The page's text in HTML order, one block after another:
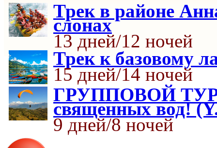
Трек в районе
слонах
13 дней/12 ночей
Трек к базовому
15 дней/14 ночей
ГРУППОВОЙ ТУР
священных вод!
9 дней/8 ночей